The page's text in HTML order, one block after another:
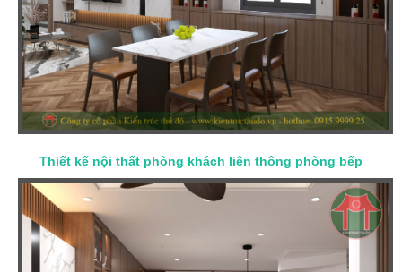
Thiết kế nội thất phòng khách liên thông phòng bếp